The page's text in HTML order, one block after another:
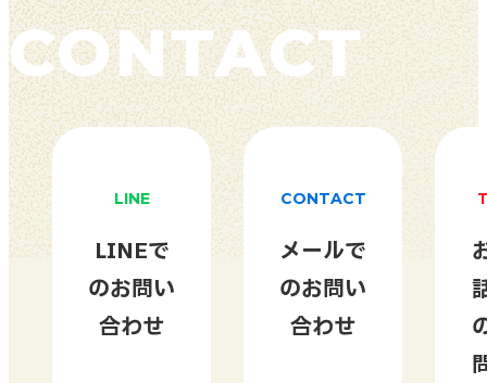
CONTACT
LINE
LINEで
のお問い
合わせ
CONTACT
メールで
のお問い
合わせ